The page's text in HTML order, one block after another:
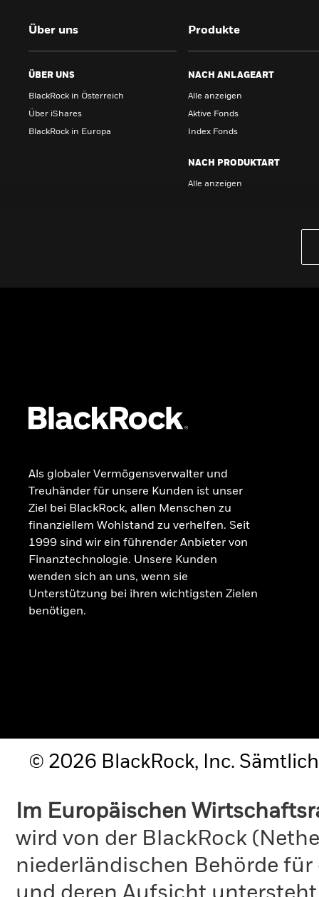
Über uns
ÜBER UNS
BlackRock in Österreich
Über iShares
BlackRock in Europa
Produkte
NACH ANLAGEART
Alle anzeigen
Aktive Fonds
Index Fonds
NACH PRODUKTART
Alle anzeigen
Als globaler Vermögensverwalter und
Treuhänder für unsere Kunden ist unser
Ziel bei BlackRock, allen Menschen zu
finanziellem Wohlstand zu verhelfen. Seit
1999 sind wir ein führender Anbieter von
Finanztechnologie. Unsere Kunden
wenden sich an uns, wenn sie
Unterstützung bei ihren wichtigsten Zielen
benötigen.
© 2026 BlackRock, Inc.
Im Europäischen
wird von der BlackRock
niederländischen Behörde